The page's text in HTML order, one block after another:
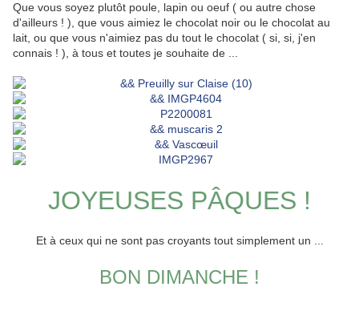
Que vous soyez plutôt poule, lapin ou oeuf ( ou autre chose
d'ailleurs ! ), que vous aimiez le chocolat noir ou le chocolat au
lait, ou que vous n'aimiez pas du tout le chocolat ( si, si, j'en
connais ! ), à tous et toutes je souhaite de ...
JOYEUSES PÂQUES !
Et à ceux qui ne sont pas croyants tout simplement un ...
BON DIMANCHE !